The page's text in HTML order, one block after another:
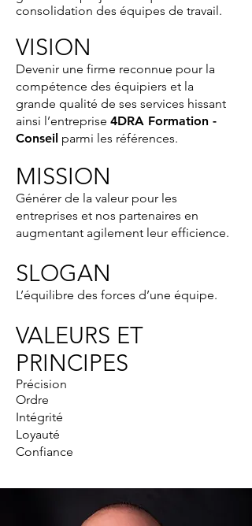
consolidation des équipes de travail.
VISION
Devenir une firme reconnue pour la
compétence des équipiers et la
grande qualité de ses services hissant
ainsi l’entreprise 4DRA Formation -
Conseil parmi les références.
MISSION
Générer de la valeur pour les
entreprises et nos partenaires en
augmentant agilement leur efficience.
SLOGAN
L’équilibre des forces d’une équipe.
VALEURS ET
PRINCIPES
Précision
Ordre
Intégrité
Loyauté
Confiance